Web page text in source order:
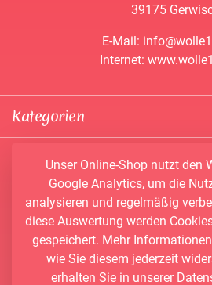
39175
E-Mail:
Internet:
Kategorien
ALIZE Yarns
Bobbel
Bobbiny
Chenille Garne
Himalaya Yarns
Konengarn
Service & Informationen
Konto
Newsletter
Kontakt
Angebote
Händler-Shop
Vertrag
Unser Online-Shop nutzt den
Google Analytics, um die
analysieren und regelmäßig
diese Auswertung werden
gespeichert. Mehr
wie Sie diesem jederzeit
erhalten Sie in unserer